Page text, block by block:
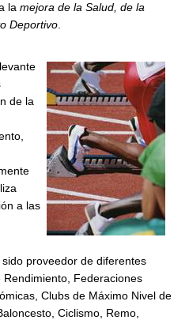
la mejora de la Salud, de la
Deportivo.
de la
a las
proveedor de diferentes
Federaciones
Clubs de Máximo Nivel de
Ciclismo, Remo,